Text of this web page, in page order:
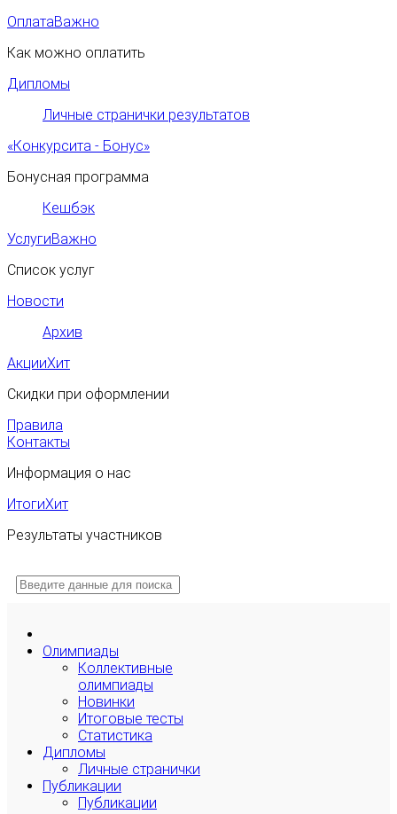
ОплатаВажно
Как можно оплатить
Дипломы
Личные странички результатов
«Конкурсита - Бонус»
Бонусная программа
Кешбэк
УслугиВажно
Список услуг
Новости
Архив
АкцииХит
Скидки при оформлении
Правила
Контакты
Информация о нас
ИтогиХит
Результаты участников
Олимпиады
Коллективные
олимпиады
Новинки
Итоговые тесты
Статистика
Дипломы
Личные странички
Публикации
Публикации